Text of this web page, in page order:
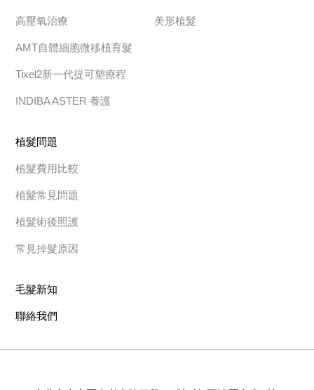
高壓氧治療
AMT自體細胞微移植育髮
Tixel2新一代提可塑療程
INDIBA ASTER 養護
美形植髮
植髮問題
植髮費用比較
植髮常見問題
植髮術後照護
常見掉髮原因
毛髮新知
聯絡我們